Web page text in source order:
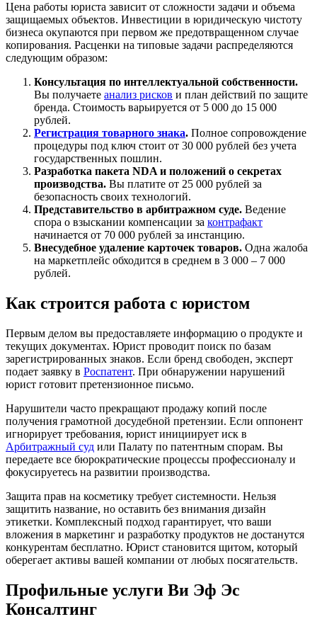
Цена работы юриста зависит от сложности задачи и объема
защищаемых объектов. Инвестиции в юридическую чистоту
бизнеса окупаются при первом же предотвращенном случае
копирования. Расценки на типовые задачи распределяются
следующим образом:
Консультация по интеллектуальной собственности.
Вы получаете анализ рисков и план действий по защите
бренда. Стоимость варьируется от 5 000 до 15 000
рублей.
Регистрация товарного знака. Полное сопровождение
процедуры под ключ стоит от 30 000 рублей без учета
государственных пошлин.
Разработка пакета NDA и положений о секретах
производства. Вы платите от 25 000 рублей за
безопасность своих технологий.
Представительство в арбитражном суде. Ведение
спора о взыскании компенсации за контрафакт
начинается от 70 000 рублей за инстанцию.
Внесудебное удаление карточек товаров. Одна жалоба
на маркетплейс обходится в среднем в 3 000 – 7 000
рублей.
Как строится работа с юристом
Первым делом вы предоставляете информацию о продукте и
текущих документах. Юрист проводит поиск по базам
зарегистрированных знаков. Если бренд свободен, эксперт
подает заявку в Роспатент. При обнаружении нарушений
юрист готовит претензионное письмо.
Нарушители часто прекращают продажу копий после
получения грамотной досудебной претензии. Если оппонент
игнорирует требования, юрист инициирует иск в
Арбитражный суд или Палату по патентным спорам. Вы
передаете все бюрократические процессы профессионалу и
фокусируетесь на развитии производства.
Защита прав на косметику требует системности. Нельзя
защитить название, но оставить без внимания дизайн
этикетки. Комплексный подход гарантирует, что ваши
вложения в маркетинг и разработку продуктов не достанутся
конкурентам бесплатно. Юрист становится щитом, который
оберегает активы вашей компании от любых посягательств.
Профильные услуги Ви Эф Эс
Консалтинг